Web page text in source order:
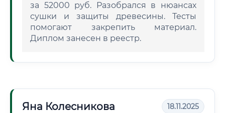
за 52000 руб. Разобрался в нюансах
сушки и защиты древесины. Тесты
помогают закрепить материал.
Диплом занесен в реестр.
Яна Колесникова 18.11.2025